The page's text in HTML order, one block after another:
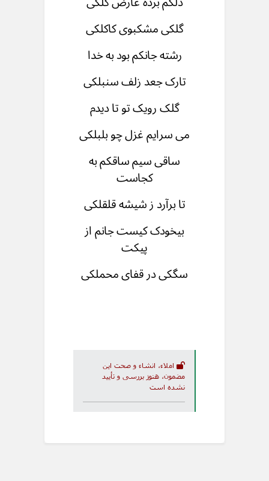
گلکی مشکبوی کاکلکی
رشته جانکم بود به خدا
تارک جعد زلف سنبلکی
گلک رویک تو تا دیدم
می سرایم غزل چو بلبلکی
ساقی سیم ساقکم به
کجاست
تا برآرد ز شیشه قلقلکی
بیخودک کیست جانم از
پیکت
سگکی در قفای محملکی
املاء، انشاء و صحت این
مضمون، هنوز بررسی و تأیید
نشده است